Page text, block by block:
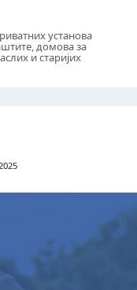
установа
домова за
и старијих